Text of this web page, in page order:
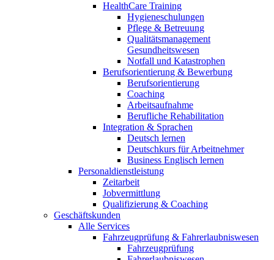
HealthCare Training
Hygieneschulungen
Pflege & Betreuung
Qualitätsmanagement
Gesundheitswesen
Notfall und Katastrophen
Berufsorientierung & Bewerbung
Berufsorientierung
Coaching
Arbeitsaufnahme
Berufliche Rehabilitation
Integration & Sprachen
Deutsch lernen
Deutschkurs für Arbeitnehmer
Business Englisch lernen
Personaldienstleistung
Zeitarbeit
Jobvermittlung
Qualifizierung & Coaching
Geschäftskunden
Alle Services
Fahrzeugprüfung & Fahrerlaubniswesen
Fahrzeugprüfung